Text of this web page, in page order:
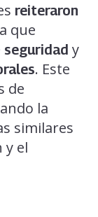
reiteraron
que
seguridad y
. Este
de
la
similares
y el